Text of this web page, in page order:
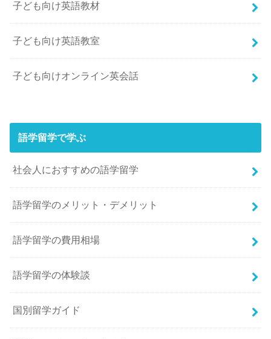
子ども向け英語教材
子ども向け英語教室
子ども向けオンライン英会話
語学留学で学ぶ
社会人におすすめの語学留学
語学留学のメリット・デメリット
語学留学の費用相場
語学留学の体験談
国別留学ガイド